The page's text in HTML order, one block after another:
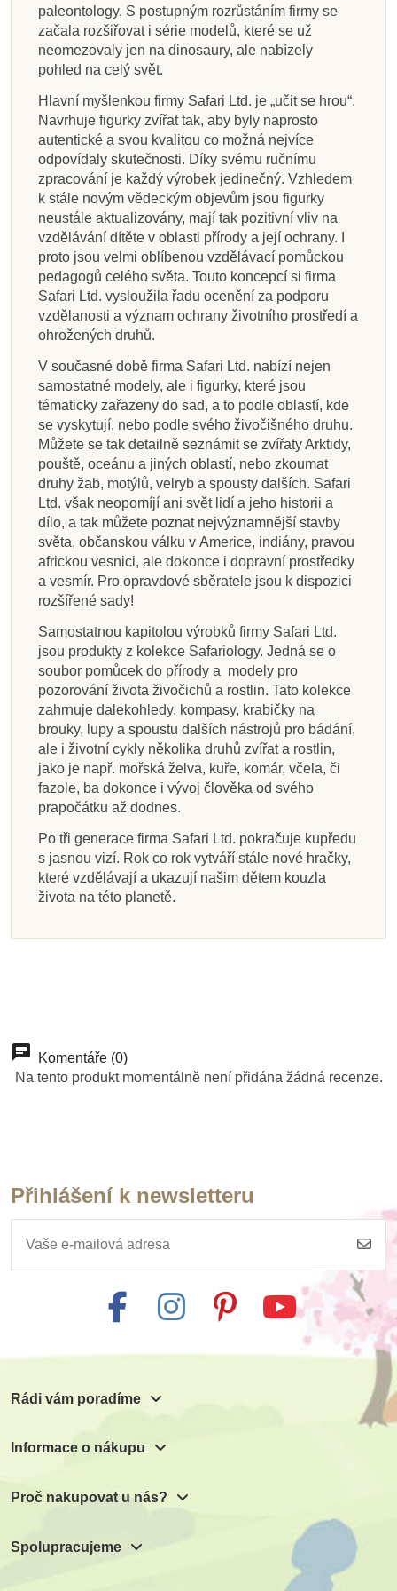
paleontology. S postupným rozrůstáním firmy se
začala rozšiřovat i série modelů, které se už
neomezovaly jen na dinosaury, ale nabízely
pohled na celý svět.
Hlavní myšlenkou firmy Safari Ltd. je „učit se hrou“.
Navrhuje figurky zvířat tak, aby byly naprosto
autentické a svou kvalitou co možná nejvíce
odpovídaly skutečnosti. Díky svému ručnímu
zpracování je každý výrobek jedinečný. Vzhledem
k stále novým vědeckým objevům jsou figurky
neustále aktualizovány, mají tak pozitivní vliv na
vzdělávání dítěte v oblasti přírody a její ochrany. I
proto jsou velmi oblíbenou vzdělávací pomůckou
pedagogů celého světa. Touto koncepcí si firma
Safari Ltd. vysloužila řadu ocenění za podporu
vzdělanosti a význam ochrany životního prostředí a
ohrožených druhů.
V současné době firma Safari Ltd. nabízí nejen
samostatné modely, ale i figurky, které jsou
tématicky zařazeny do sad, a to podle oblastí, kde
se vyskytují, nebo podle svého živočišného druhu.
Můžete se tak detailně seznámit se zvířaty Arktidy,
pouště, oceánu a jiných oblastí, nebo zkoumat
druhy žab, motýlů, velryb a spousty dalších. Safari
Ltd. však neopomíjí ani svět lidí a jeho historii a
dílo, a tak můžete poznat nejvýznamnější stavby
světa, občanskou válku v Americe, indiány, pravou
africkou vesnici, ale dokonce i dopravní prostředky
a vesmír. Pro opravdové sběratele jsou k dispozici
rozšířené sady!
Samostatnou kapitolou výrobků firmy Safari Ltd.
jsou produkty z kolekce Safariology. Jedná se o
soubor pomůcek do přírody a modely pro
pozorování života živočichů a rostlin. Tato kolekce
zahrnuje dalekohledy, kompasy, krabičky na
brouky, lupy a spoustu dalších nástrojů pro bádání,
ale i životní cykly několika druhů zvířat a rostlin,
jako je např. mořská želva, kuře, komár, včela, či
fazole, ba dokonce i vývoj člověka od svého
prapočátku až dodnes.
Po tři generace firma Safari Ltd. pokračuje kupředu
s jasnou vizí. Rok co rok vytváří stále nové hračky,
které vzdělávají a ukazují našim dětem kouzla
života na této planetě.
Komentáře (0)
Na tento produkt momentálně není přidána žádná recenze.
Přihlášení k newsletteru
Rádi vám poradíme
Informace o nákupu
Proč nakupovat u nás?
Spolupracujeme